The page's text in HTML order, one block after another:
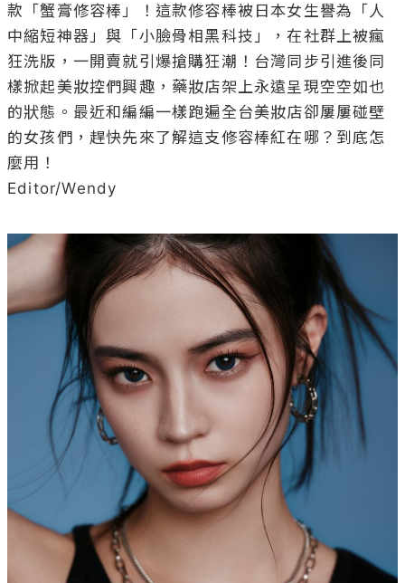
款「蟹膏修容棒」！這款修容棒被日本女生譽為「人
中縮短神器」與「小臉骨相黑科技」，在社群上被瘋
狂洗版，一開賣就引爆搶購狂潮！台灣同步引進後同
樣掀起美妝控們興趣，藥妝店架上永遠呈現空空如也
的狀態。最近和編編一樣跑遍全台美妝店卻屢屢碰壁
的女孩們，趕快先來了解這支修容棒紅在哪？到底怎
麼用！
Editor/Wendy